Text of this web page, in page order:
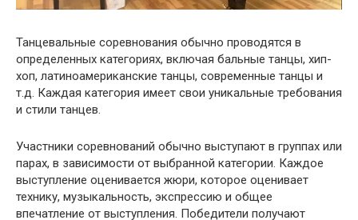
Танцевальные соревнования обычно проводятся в
определенных категориях, включая бальные танцы, хип-
хоп, латиноамериканские танцы, современные танцы и
т.д. Каждая категория имеет свои уникальные требования
и стили танцев.
Участники соревнований обычно выступают в группах или
парах, в зависимости от выбранной категории. Каждое
выступление оценивается жюри, которое оценивает
технику, музыкальность, экспрессию и общее
впечатление от выступления. Победители получают